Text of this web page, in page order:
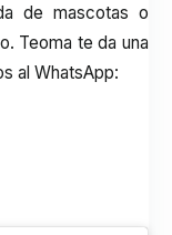
de mascotas o
Teoma te da una
al WhatsApp: